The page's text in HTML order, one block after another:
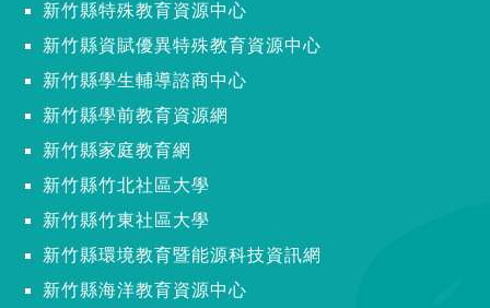
新竹縣特殊教育資源中心
新竹縣資賦優異特殊教育資源中心
新竹縣學生輔導諮商中心
新竹縣學前教育資源網
新竹縣家庭教育網
新竹縣竹北社區大學
新竹縣竹東社區大學
新竹縣環境教育暨能源科技資訊網
新竹縣海洋教育資源中心